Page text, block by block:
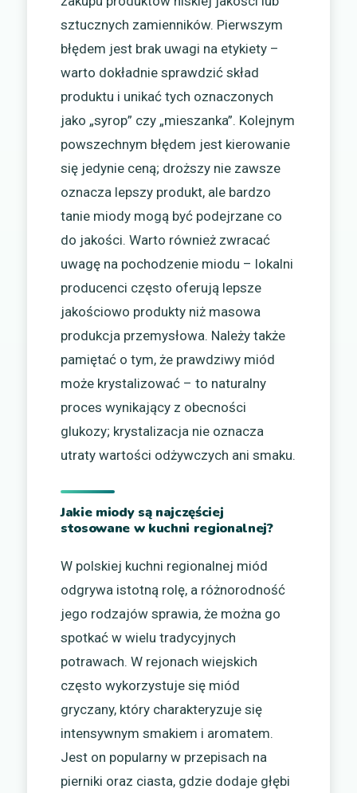
sztucznych zamienników. Pierwszym
błędem jest brak uwagi na etykiety –
warto dokładnie sprawdzić skład
produktu i unikać tych oznaczonych
jako „syrop” czy „mieszanka”. Kolejnym
powszechnym błędem jest kierowanie
się jedynie ceną; droższy nie zawsze
oznacza lepszy produkt, ale bardzo
tanie miody mogą być podejrzane co
do jakości. Warto również zwracać
uwagę na pochodzenie miodu – lokalni
producenci często oferują lepsze
jakościowo produkty niż masowa
produkcja przemysłowa. Należy także
pamiętać o tym, że prawdziwy miód
może krystalizować – to naturalny
proces wynikający z obecności
glukozy; krystalizacja nie oznacza
utraty wartości odżywczych ani smaku.
Jakie miody są najczęściej
stosowane w kuchni regionalnej?
W polskiej kuchni regionalnej miód
odgrywa istotną rolę, a różnorodność
jego rodzajów sprawia, że można go
spotkać w wielu tradycyjnych
potrawach. W rejonach wiejskich
często wykorzystuje się miód
gryczany, który charakteryzuje się
intensywnym smakiem i aromatem.
Jest on popularny w przepisach na
pierniki oraz ciasta, gdzie dodaje głębi